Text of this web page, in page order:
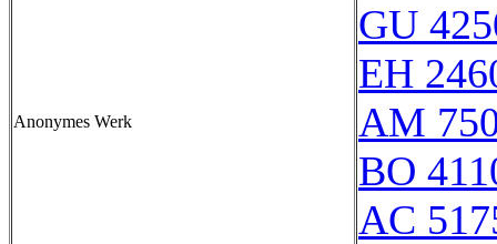
Anonymes Werk
GU
EH
AM
BO
AC